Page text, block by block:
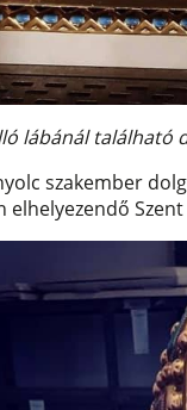
lábánál található
szakember
elhelyezendő